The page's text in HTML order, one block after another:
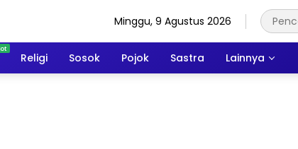
Minggu, 9 Agustus 2026
Religi Sosok Pojok Sastra Lainnya